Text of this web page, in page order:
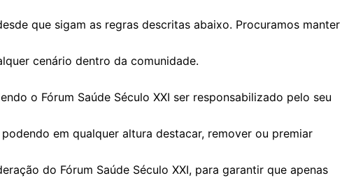
que sigam as regras descritas abaixo. Procuramos manter
cenário dentro da comunidade.
o Fórum Saúde Século XXI ser responsabilizado pelo seu
em qualquer altura destacar, remover ou premiar
do Fórum Saúde Século XXI, para garantir que apenas